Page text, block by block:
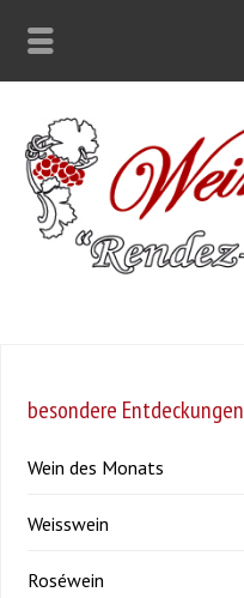
besondere Entdeckungen
Wein des Monats
Weisswein
Roséwein